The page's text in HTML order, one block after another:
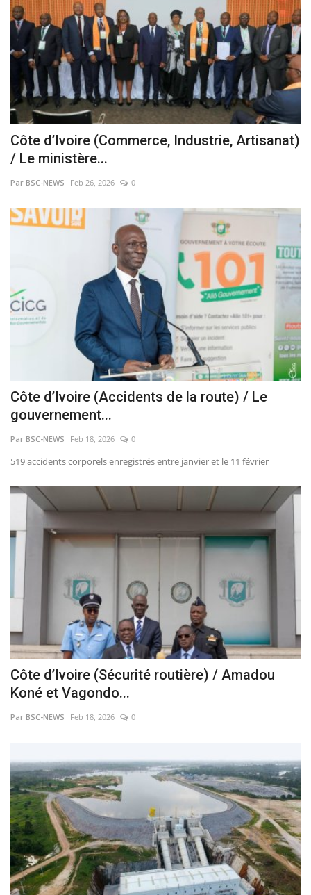
Côte d’Ivoire (Commerce, Industrie, Artisanat)
/ Le ministère...
Par BSC-NEWS Feb 26, 2026 0
Côte d’Ivoire (Accidents de la route) / Le
gouvernement...
Par BSC-NEWS Feb 18, 2026 0
519 accidents corporels enregistrés entre janvier et le 11 février
Côte d’Ivoire (Sécurité routière) / Amadou
Koné et Vagondo...
Par BSC-NEWS Feb 18, 2026 0